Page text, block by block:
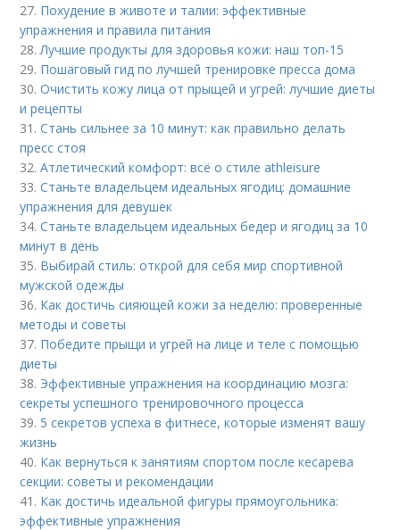
27. Похудение в животе и талии: эффективные
упражнения и правила питания
28. Лучшие продукты для здоровья кожи: наш топ-15
29. Пошаговый гид по лучшей тренировке пресса дома
30.Очистить кожу лица от прыщей и угрей: лучшие диеты
и рецепты
31.Стань сильнее за 10 минут: как правильно делать
пресс стоя
32.Атлетический комфорт: всё о стиле athleisure
33.Станьте владельцем идеальных ягодиц: домашние
упражнения для девушек
34.Станьте владельцем идеальных бедер и ягодиц за 10
минут в день
35. Выбирай стиль: открой для себя мир спортивной
мужской одежды
36. Как достичь сияющей кожи за неделю: проверенные
методы и советы
37. Победите прыщи и угрей на лице и теле с помощью
диеты
38. Эффективные упражнения на координацию мозга:
секреты успешного тренировочного процесса
39. 5 секретов успеха в фитнесе, которые изменят вашу
жизнь
40. Как вернуться к занятиям спортом после кесарева
секции: советы и рекомендации
41. Как достичь идеальной фигуры прямоугольника:
эффективные упражнения